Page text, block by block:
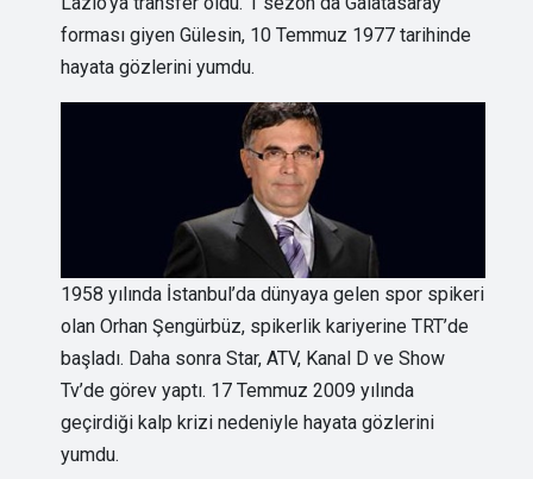
forması giyen Gülesin, 10 Temmuz 1977 tarihinde
hayata gözlerini yumdu.
1958 yılında İstanbul’da dünyaya gelen spor spikeri
olan Orhan Şengürbüz, spikerlik kariyerine TRT’de
başladı. Daha sonra Star, ATV, Kanal D ve Show
Tv’de görev yaptı. 17 Temmuz 2009 yılında
geçirdiği kalp krizi nedeniyle hayata gözlerini
yumdu.